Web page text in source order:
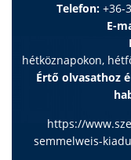
Telefon: +36-
E-
hétköznapokon,
Értő olvasathoz
https://
semmelweis-